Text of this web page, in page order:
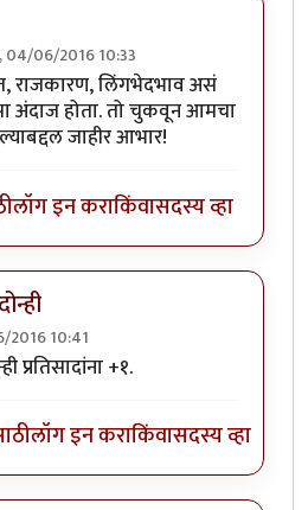
04/06/2016 10:33
byतुषार काळभोर
राजकारण, लिंगभेदभाव असं
अंदाज होता. तो चुकवून आमचा
जाहीर आभार!
लॉग इन कराकिंवासदस्य व्हा
2016 10:41
byतुषार काळभोर
प्रतिसादांना +१.
लॉग इन कराकिंवासदस्य व्हा